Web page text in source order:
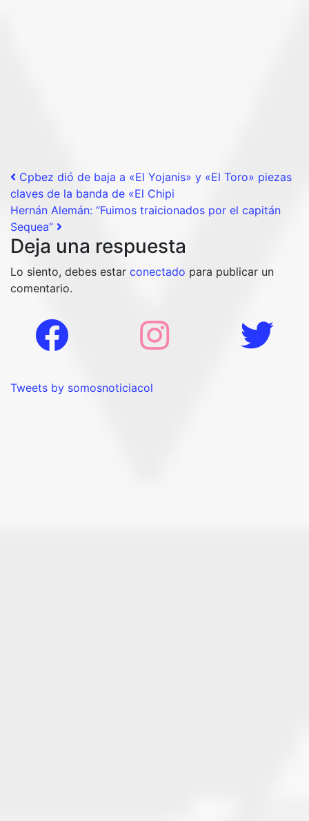
Post navigation
Cpbez dió de baja a «El Yojanis» y «El Toro» piezas
claves de la banda de «El Chipi
Hernán Alemán: “Fuimos traicionados por el capitán
Sequea”
Deja una respuesta
Lo siento, debes estar conectado para publicar un
comentario.
Tweets by somosnoticiacol